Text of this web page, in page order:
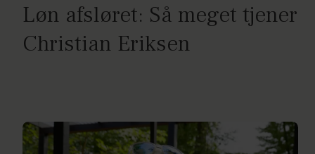
Løn afsløret: Så meget tjener
Christian Eriksen